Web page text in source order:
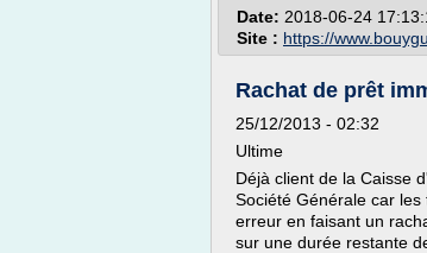
Date: 2018-06-24
Site : https://
Rachat de prêt
25/12/2013 - 02:32
Ultime
Déjà client de la Caisse
Société Générale car
erreur en faisant un
sur une durée restante